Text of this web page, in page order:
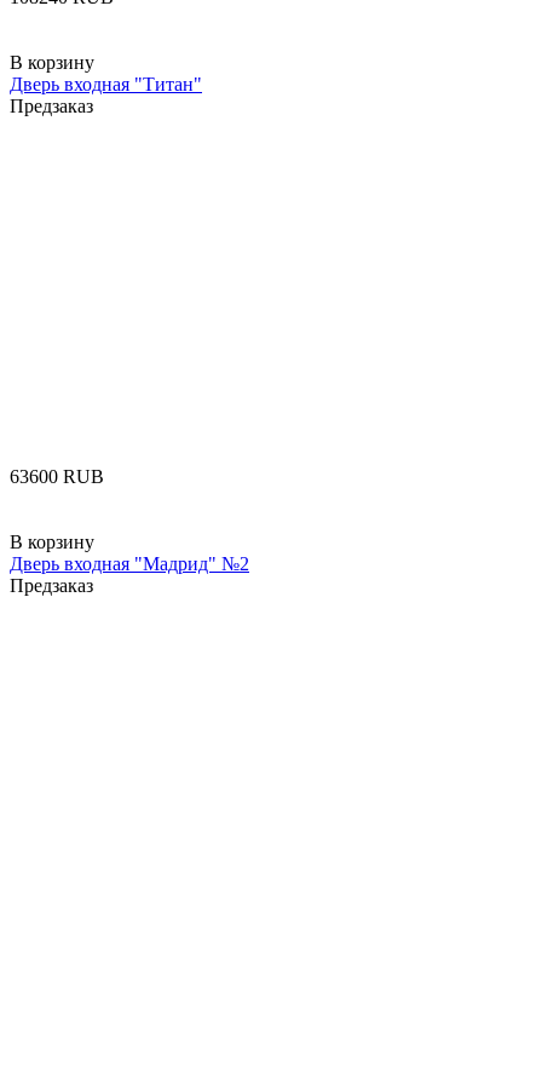
В корзину
Дверь входная "Титан"
Предзаказ
‍63600‍ RUB
В корзину
Дверь входная "Мадрид" №2
Предзаказ